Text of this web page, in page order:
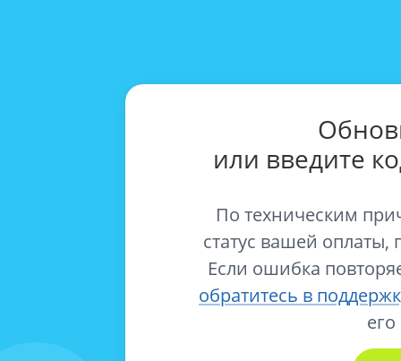
или введите
По техническим
статус вашей оплаты,
Если ошибка
обратитесь в
его